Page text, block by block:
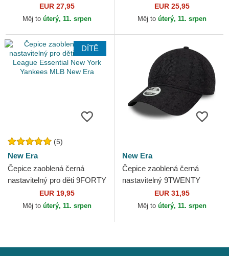
Essential New York Yankees
MLB New Era
EUR 27,95
Měj to úterý, 11. srpen
Essential New York Yankees
MLB New Era
EUR 25,95
Měj to úterý, 11. srpen
DÍTĚ
(5)
New Era
Čepice zaoblená černá
nastavitelný pro děti 9FORTY
League Essential New York
Yankees MLB New Era
EUR 19,95
Měj to úterý, 11. srpen
New Era
Čepice zaoblená černá
nastavitelný 9TWENTY
Broderie New York Yankees
MLB New Era
EUR 31,95
Měj to úterý, 11. srpen